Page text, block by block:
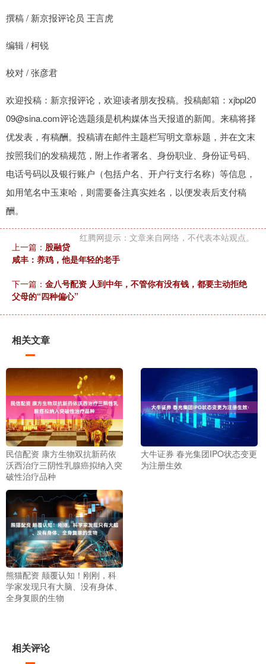
撰稿 / 新京报评论员 王言虎
编辑 / 柯锐
校对 / 张彦君
欢迎投稿：新京报评论，欢迎读者朋友投稿。投稿邮箱：xjbpl20
09@sina.com评论选题须是机构媒体当天报道的新闻。来稿将择
优发表，有稿酬。投稿请在邮件主题栏写明文章标题，并在文末
按照我们的发稿规范，附上作者署名、身份职业、身份证号码、
电话号码以及银行账户（包括户名、开户行支行名称）等信息，
如用笔名中玉束哈，则需要备注真实姓名，以便发表后支付稿
酬。
红腾网提示：文章来自网络，不代表本站观点。
上一篇： 股融贷
咸丰：养鸡，他是年轻的老手
下一篇： 金八号配资 人到中年，不管你有没有钱，都要主动拒绝
父母的“四种偏心”
相关文章
民信配资 康方生物双抗新药依
沃西治疗三阴性乳腺癌拟纳入突
破性治疗品种
大牛证券 春光集团IPO状态变更
为注册生效
熊猫配资 颠覆认知！刚刚，科
学家发现只有大脑、没有身体、
全身复眼的生物
相关评论